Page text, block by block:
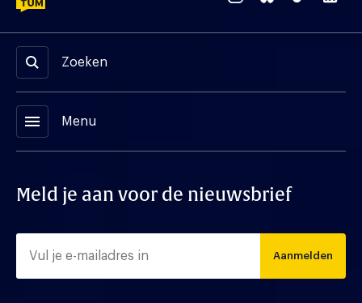
Zoeken
menu Menu
Meld je aan voor de nieuwsbrief
Aanmelden